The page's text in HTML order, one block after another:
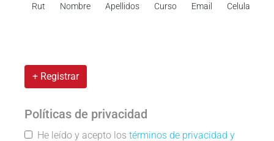
Rut Nombre Apellidos Curso Email Celular
+ Registrar
Políticas de privacidad
He leído y acepto los términos de privacidad y